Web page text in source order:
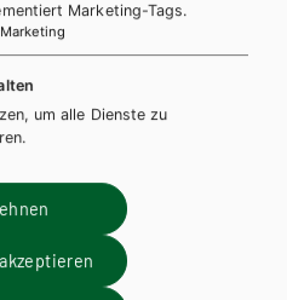
Latein-
Marketing-Tags.
um alle Dienste zu